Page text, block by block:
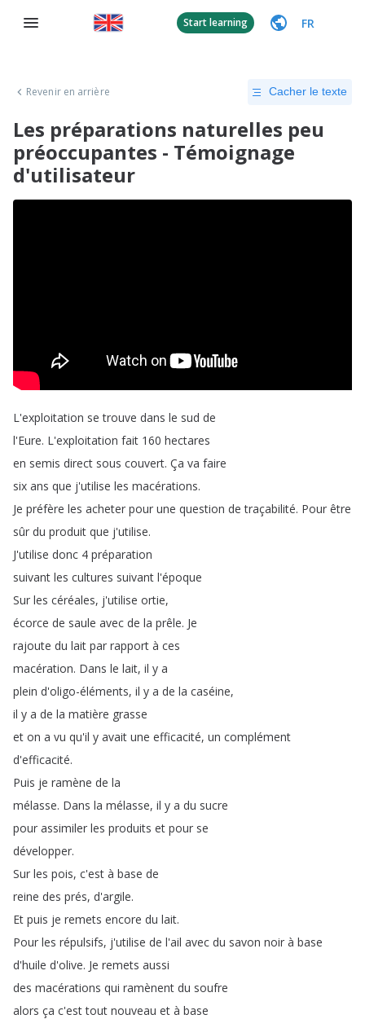
Start learning FR
Revenir en arrière Cacher le texte
Les préparations naturelles peu
préoccupantes - Témoignage
d'utilisateur
L'exploitation se trouve dans le sud de
l'Eure. L'exploitation fait 160 hectares
en semis direct sous couvert. Ça va faire
six ans que j'utilise les macérations.
Je préfère les acheter pour une question de traçabilité. Pour être
sûr du produit que j'utilise.
J'utilise donc 4 préparation
suivant les cultures suivant l'époque
Sur les céréales, j'utilise ortie,
écorce de saule avec de la prêle. Je
rajoute du lait par rapport à ces
macération. Dans le lait, il y a
plein d'oligo-éléments, il y a de la caséine,
il y a de la matière grasse
et on a vu qu'il y avait une efficacité, un complément
d'efficacité.
Puis je ramène de la
mélasse. Dans la mélasse, il y a du sucre
pour assimiler les produits et pour se
développer.
Sur les pois, c'est à base de
reine des prés, d'argile.
Et puis je remets encore du lait.
Pour les répulsifs, j'utilise de l'ail avec du savon noir à base
d'huile d'olive. Je remets aussi
des macérations qui ramènent du soufre
alors ça c'est tout nouveau et à base